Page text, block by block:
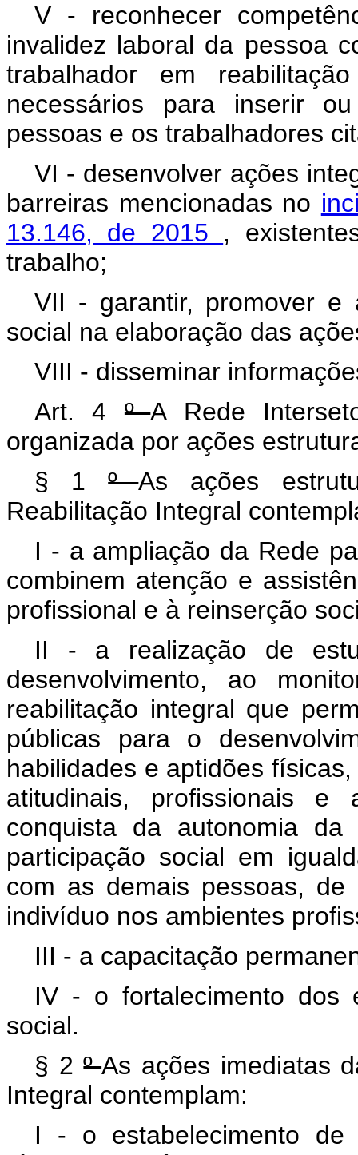
V - reconhecer
invalidez laboral da pessoa
trabalhador em
necessários para inserir
pessoas e os trabalhadores
VI - desenvolver ações
barreiras mencionadas no
13.146, de 2015 ,
trabalho;
VII - garantir, promover e
social na elaboração das
VIII - disseminar
Art. 4ºA Rede
organizada por ações
§ 1ºAs ações
Reabilitação Integral
I - a ampliação da Rede
combinem atenção e
profissional e à reinserção
II - a realização de
desenvolvimento, ao
reabilitação integral que
públicas para o
habilidades e aptidões
atitudinais, profissionais
conquista da autonomia
participação social em
com as demais pessoas,
indivíduo nos ambientes
III - a capacitação
IV - o fortalecimento dos
social.
§ 2ºAs ações imediatas
Integral contemplam:
I - o estabelecimento de